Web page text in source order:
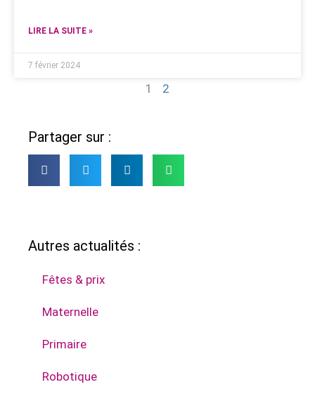
LIRE LA SUITE »
7 février 2024
1 2
Partager sur :
Autres actualités :
Fêtes & prix
Maternelle
Primaire
Robotique